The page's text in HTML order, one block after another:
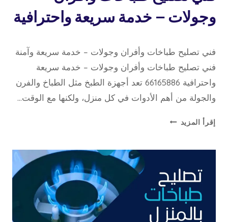
طباخات
وجولات – خدمة سريعة واحترافية
repaircookers
فني تصليح طباخات وأفران وجولات – خدمة سريعة وآمنة
فني تصليح طباخات وأفران وجولات – خدمة سريعة
واحترافية 66165886 تعد أجهزة الطبخ مثل الطباخ والفرن
والجولة من أهم الأدوات في كل منزل، ولكنها مع الوقت…
إقرأ المزيد فني
وجولات
–
خدمة
واحترافية